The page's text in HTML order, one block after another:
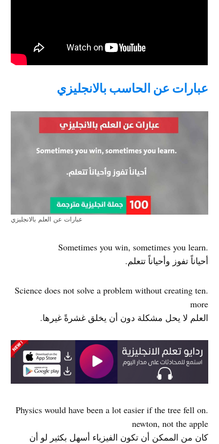
عبارات عن الحاسب بالانجليزي
عبارات عن العلم بالانجليزي
.Sometimes you win, sometimes you learn
أحياناً تفوز وأحياناً تتعلم.
.Science does not solve a problem without creating ten
more
العلم لا يحل مشكلة دون أن يخلق غشرةً غيرها.
.Physics would have been a lot easier if the tree fell on
newton, not the apple
كان من الممكن أن تكون الفيزياء أسهل بكثير لو أن